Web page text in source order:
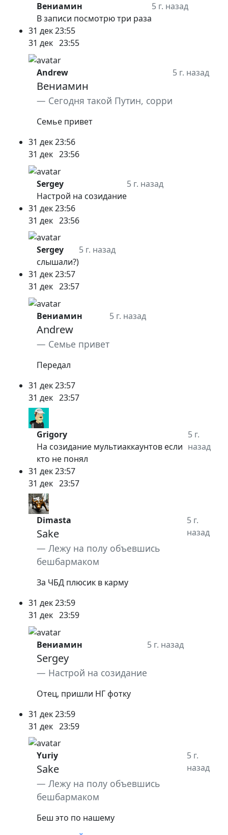
Вениамин
В записи посмотрю три раза
5 г. назад
31 дек23:55
31 дек 23:55
Andrew
Вениамин
Сегодня такой Путин, сорри
Семье привет
5 г. назад
31 дек23:56
31 дек 23:56
Sergey
Настрой на созидание
5 г. назад
31 дек23:56
31 дек 23:56
Sergey
слышали?)
5 г. назад
31 дек23:57
31 дек 23:57
Вениамин
Andrew
Семье привет
Передал
5 г. назад
31 дек23:57
31 дек 23:57
Grigory
На созидание мультиаккаунтов если
кто не понял
5 г.
назад
31 дек23:57
31 дек 23:57
Dimasta
Sake
Лежу на полу объевшись
бешбармаком
За ЧБД плюсик в карму
5 г.
назад
31 дек23:59
31 дек 23:59
Вениамин
Sergey
Настрой на созидание
Отец, пришли НГ фотку
5 г. назад
31 дек23:59
31 дек 23:59
Yuriy
Sake
Лежу на полу объевшись
бешбармаком
Беш это по нашему
5 г.
назад